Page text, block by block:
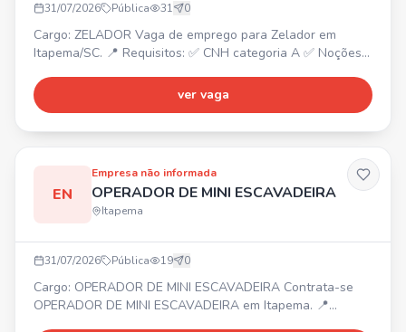
31/07/2026 Pública 31 0
Cargo: ZELADOR Vaga de emprego para Zelador em
Itapema/SC. 📍 Requisitos: ✅ CNH categoria A ✅ Noções
ver vaga
EN
Empresa não informada
OPERADOR DE MINI ESCAVADEIRA
Itapema
31/07/2026 Pública 19 0
Cargo: OPERADOR DE MINI ESCAVADEIRA Contrata-se
OPERADOR DE MINI ESCAVADEIRA em Itapema. 📍